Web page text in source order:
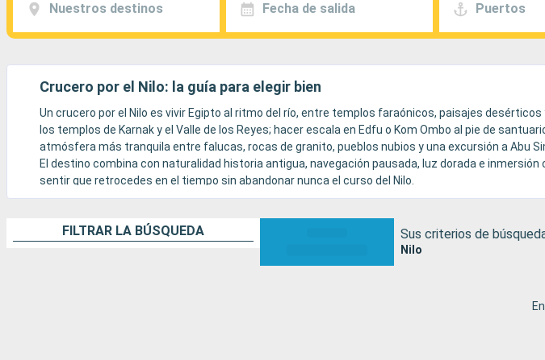
Nuestros destinos Fecha de salida Puertos
Crucero por el Nilo: la guía para elegir bien
Un crucero por el Nilo es vivir Egipto al ritmo del río, entre templos faraónicos, paisajes
los templos de Karnak y el Valle de los Reyes; hacer escala en Edfu o Kom Ombo al pie de
atmósfera más tranquila entre falucas, rocas de granito, pueblos nubios y una excursión a Abu
El destino combina con naturalidad historia antigua, navegación pausada, luz dorada e inmersión
sentir que retrocedes en el tiempo sin abandonar nunca el curso del Nilo.
FILTRAR LA BÚSQUEDA Sus criterios de
Nilo